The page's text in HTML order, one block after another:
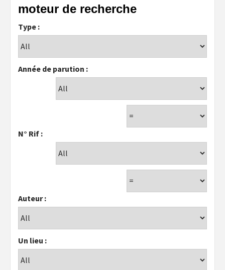
moteur de recherche
Type :
Année de parution :
N° Rif :
Auteur :
Un lieu :